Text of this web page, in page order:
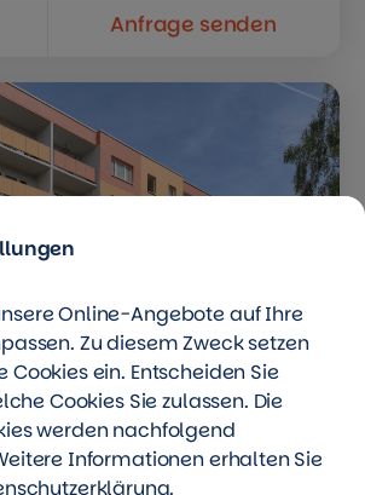
Anfrage senden
Online-Angebote auf Ihre
Zu diesem Zweck setzen
Cookies ein. Entscheiden Sie
Cookies Sie zulassen. Die
werden nachfolgend
Informationen erhalten Sie
.